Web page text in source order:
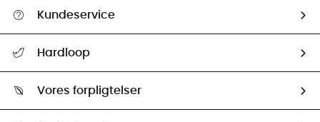
Kundeservice
Returnering & Tilbagebetaling
Hardloop
Vores forpligtelser